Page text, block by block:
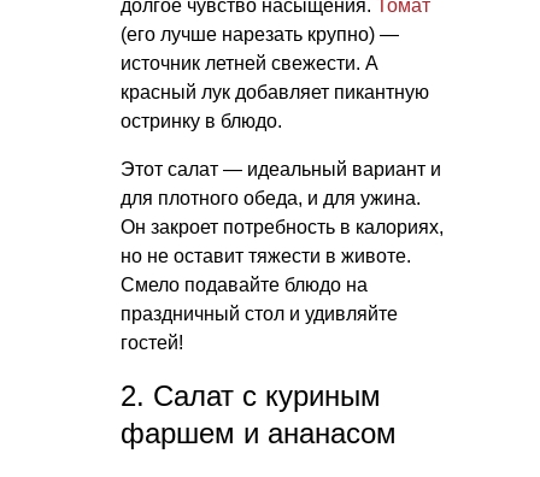
долгое чувство насыщения. Томат
(его лучше нарезать крупно) —
источник летней свежести. А
красный лук добавляет пикантную
остринку в блюдо.
Этот салат — идеальный вариант и
для плотного обеда, и для ужина.
Он закроет потребность в калориях,
но не оставит тяжести в животе.
Смело подавайте блюдо на
праздничный стол и удивляйте
гостей!
2. Салат с куриным
фаршем и ананасом